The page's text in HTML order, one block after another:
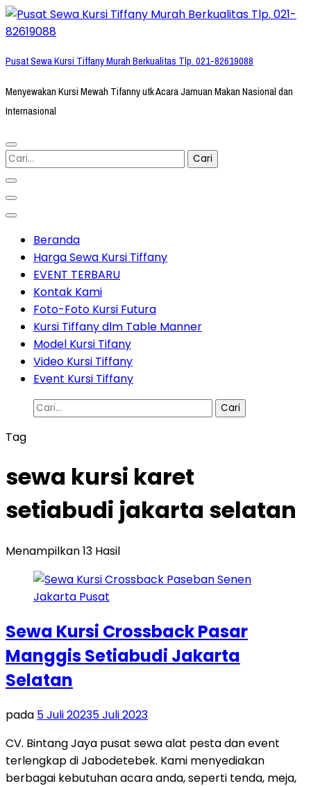
Lompat
ke
(Tekan
Pusat Sewa Kursi Tiffany Murah Berkualitas Tlp. 021-82619088
Menyewakan Kursi Mewah Tifanny utk Acara Jamuan Makan Nasional dan
Internasional
Cari
untuk:
Beranda
Harga Sewa Kursi Tiffany
EVENT TERBARU
Kontak Kami
Foto-Foto Kursi Futura
Kursi Tiffany dlm Table Manner
Model Kursi Tifany
Video Kursi Tiffany
Event Kursi Tiffany
Cari
Tag
sewa kursi karet
setiabudi jakarta selatan
Menampilkan 13 Hasil
Sewa Kursi Crossback Pasar
Manggis Setiabudi Jakarta
Selatan
pada 5 Juli 20235 Juli 2023
CV. Bintang Jaya pusat sewa alat pesta dan event
terlengkap di Jabodetebek. Kami menyediakan
berbagai kebutuhan acara anda, seperti tenda, meja,